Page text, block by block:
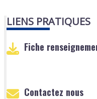
LIENS PRATIQUES
Fiche
Contactez nous